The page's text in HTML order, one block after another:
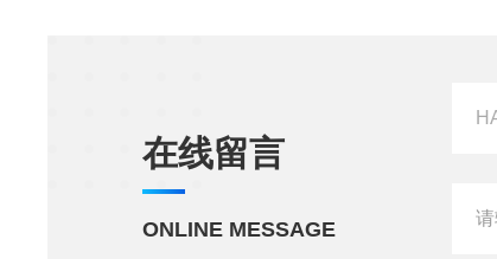
在线留言
ONLINE MESSAGE